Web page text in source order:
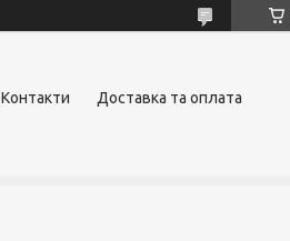
Контакти Доставка та оплата